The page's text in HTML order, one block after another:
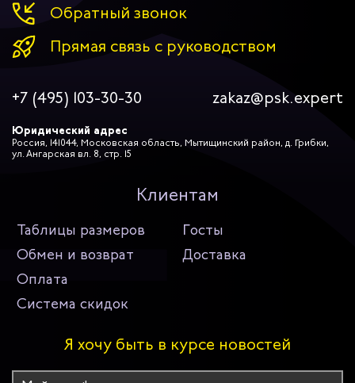
Обратный звонок
Прямая связь с руководством
+7 (495) 103-30-30 zakaz@psk.expert
Юридический адрес
Россия, 141044, Московская область, Мытищинский район, д. Грибки,
ул. Ангарская вл. 8, стр. 15
Клиентам
Таблицы размеров
Госты
Обмен и возврат
Доставка
Оплата
Система скидок
Я хочу быть в курсе новостей